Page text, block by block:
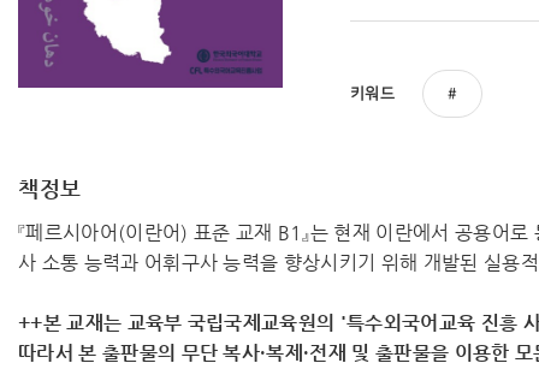
키워드
책정보
『페르시아어(이란어) 표준 교재 B1』는 현재 이란에서 공용어
사 소통 능력과 어휘구사 능력을 향상시키기 위해 개발된 실용
++본 교재는 교육부 국립국제교육원의 '특수외국어교육 진흥
따라서 ​본 출판물의 무단 복사·복제·전재 및 출판물을 이용한